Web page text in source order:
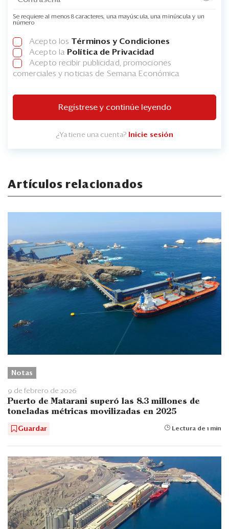
Se requiere al menos 8 caracteres, una mayúscula, una minúscula y un
número
Acepto los Términos y Condiciones
Acepto la Política de Privacidad
Acepto recibir publicidad, promociones
comerciales y noticias de Semana Económica
Regístrese y continúe leyendo
¿Ya tiene una cuenta? Inicie sesión
Artículos relacionados
Notas
9 de febrero de 2026
Puerto de Matarani superó las 8.3 millones de
toneladas métricas movilizadas en 2025
Guardar Lectura de 1 min